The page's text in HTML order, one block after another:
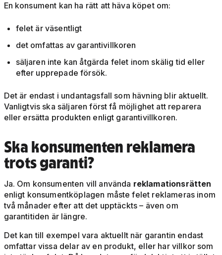
En konsument kan ha rätt att häva köpet om:
felet är väsentligt
det omfattas av garantivillkoren
säljaren inte kan åtgärda felet inom skälig tid eller
efter upprepade försök.
Det är endast i undantagsfall som hävning blir aktuellt.
Vanligtvis ska säljaren först få möjlighet att reparera
eller ersätta produkten enligt garantivillkoren.
Ska konsumenten reklamera
trots garanti?
Ja. Om konsumenten vill använda reklamationsrätten
enligt konsumentköplagen måste felet reklameras inom
två månader efter att det upptäckts – även om
garantitiden är längre.
Det kan till exempel vara aktuellt när garantin endast
omfattar vissa delar av en produkt, eller har villkor som